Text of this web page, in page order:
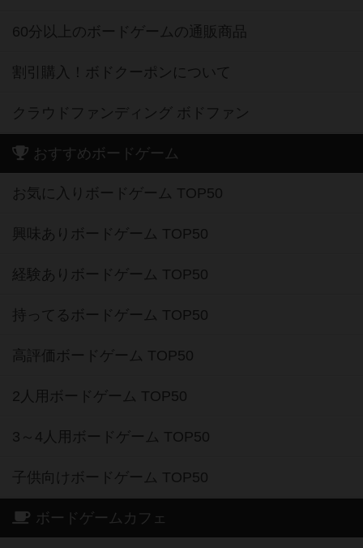
60分以上のボードゲームの通販商品
割引購入！ボドクーポンについて
クラウドファンディング ボドファン
おすすめボードゲーム
お気に入りボードゲーム TOP50
興味ありボードゲーム TOP50
経験ありボードゲーム TOP50
持ってるボードゲーム TOP50
高評価ボードゲーム TOP50
2人用ボードゲーム TOP50
3～4人用ボードゲーム TOP50
子供向けボードゲーム TOP50
ボードゲームカフェ